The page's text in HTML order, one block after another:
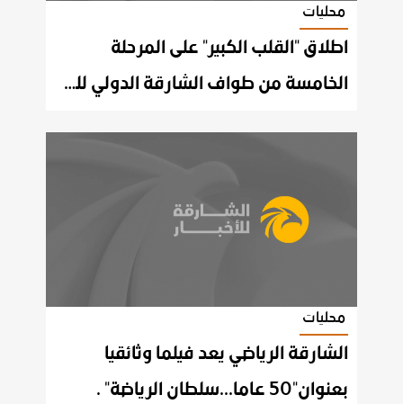
محليات
اطلاق "القلب الكبير" على المرحلة
الخامسة من طواف الشارقة الدولي للدراجات الهوائية
محليات
الشارقة الرياضي يعد فيلما وثائقيا
بعنوان"50 عاما...سلطان الرياضة" .